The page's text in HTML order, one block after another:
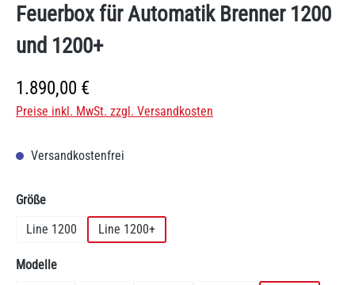
Feuerbox für Automatik Brenner 1200
und 1200+
Regulärer Preis:
1.890,00 €
Preise inkl. MwSt. zzgl. Versandkosten
Versandkostenfrei
Größeauswählen
Line 1200
Line 1200+
Modelleauswählen